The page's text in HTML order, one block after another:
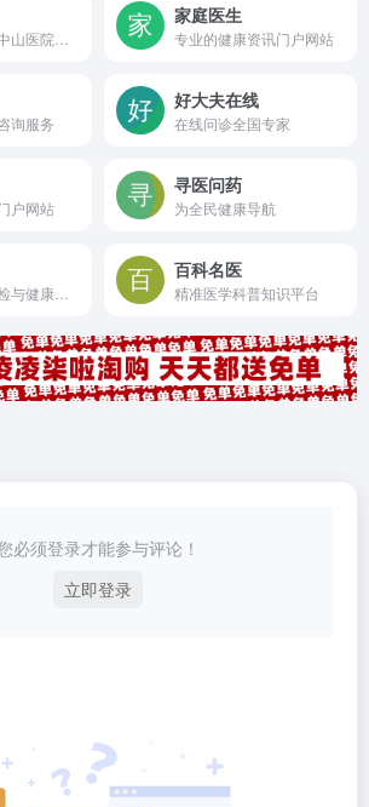
家庭医生
专业的健康资讯门户网站
询服务
好大夫在线
在线问诊全国专家
户网站
寻医问药
为全民健康导航
百科名医
精准医学科普知识平台
必须登录才能参与评论！
立即登录